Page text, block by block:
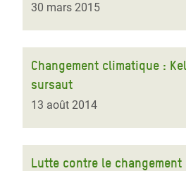
30 mars 2015
Changement climatique :
sursaut
13 août 2014
Lutte contre le